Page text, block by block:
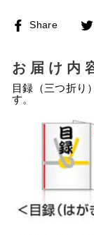
Share
ア
す
る
お届け内
目録（三つ折り
す。